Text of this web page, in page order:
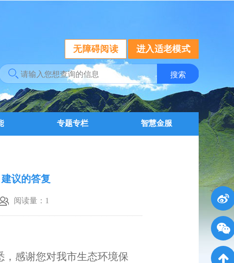
无障碍阅读 进入适老模式
专题专栏 智慧金服
议的答复
阅读量： 1
， 感谢您对我市生态环境保